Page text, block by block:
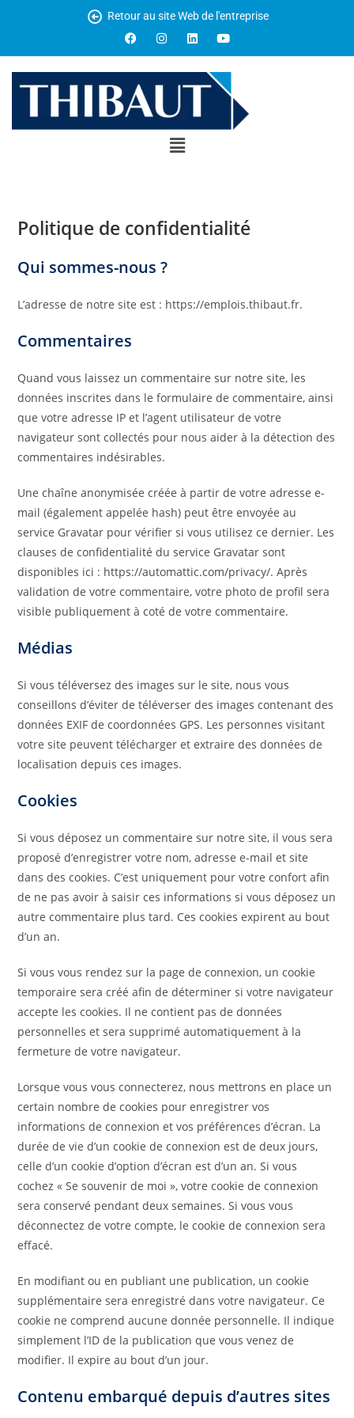
Retour au site Web de l'entreprise
Politique de confidentialité
Qui sommes-nous ?
L’adresse de notre site est : https://emplois.thibaut.fr.
Commentaires
Quand vous laissez un commentaire sur notre site, les
données inscrites dans le formulaire de commentaire, ainsi
que votre adresse IP et l’agent utilisateur de votre
navigateur sont collectés pour nous aider à la détection des
commentaires indésirables.
Une chaîne anonymisée créée à partir de votre adresse e-
mail (également appelée hash) peut être envoyée au
service Gravatar pour vérifier si vous utilisez ce dernier. Les
clauses de confidentialité du service Gravatar sont
disponibles ici : https://automattic.com/privacy/. Après
validation de votre commentaire, votre photo de profil sera
visible publiquement à coté de votre commentaire.
Médias
Si vous téléversez des images sur le site, nous vous
conseillons d’éviter de téléverser des images contenant des
données EXIF de coordonnées GPS. Les personnes visitant
votre site peuvent télécharger et extraire des données de
localisation depuis ces images.
Cookies
Si vous déposez un commentaire sur notre site, il vous sera
proposé d’enregistrer votre nom, adresse e-mail et site
dans des cookies. C’est uniquement pour votre confort afin
de ne pas avoir à saisir ces informations si vous déposez un
autre commentaire plus tard. Ces cookies expirent au bout
d’un an.
Si vous vous rendez sur la page de connexion, un cookie
temporaire sera créé afin de déterminer si votre navigateur
accepte les cookies. Il ne contient pas de données
personnelles et sera supprimé automatiquement à la
fermeture de votre navigateur.
Lorsque vous vous connecterez, nous mettrons en place un
certain nombre de cookies pour enregistrer vos
informations de connexion et vos préférences d’écran. La
durée de vie d’un cookie de connexion est de deux jours,
celle d’un cookie d’option d’écran est d’un an. Si vous
cochez « Se souvenir de moi », votre cookie de connexion
sera conservé pendant deux semaines. Si vous vous
déconnectez de votre compte, le cookie de connexion sera
effacé.
En modifiant ou en publiant une publication, un cookie
supplémentaire sera enregistré dans votre navigateur. Ce
cookie ne comprend aucune donnée personnelle. Il indique
simplement l’ID de la publication que vous venez de
modifier. Il expire au bout d’un jour.
Contenu embarqué depuis d’autres sites